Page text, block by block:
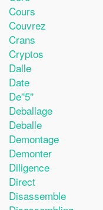
Cours
Couvrez
Crans
Cryptos
Dalle
Date
De''5''
Deballage
Deballe
Demontage
Demonter
Diligence
Direct
Disassemble